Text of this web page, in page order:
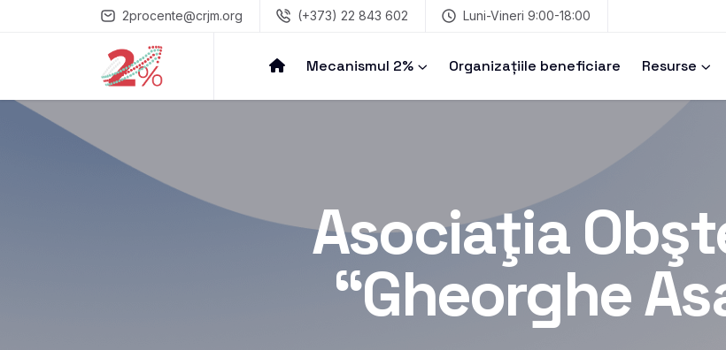
2procente@crjm.org (+373) 22 843 602 Luni-Vineri 9:00-18:00
Mecanismul 2% Organizațiile beneficiare Resurse
Asociaţia
“Gheorghe